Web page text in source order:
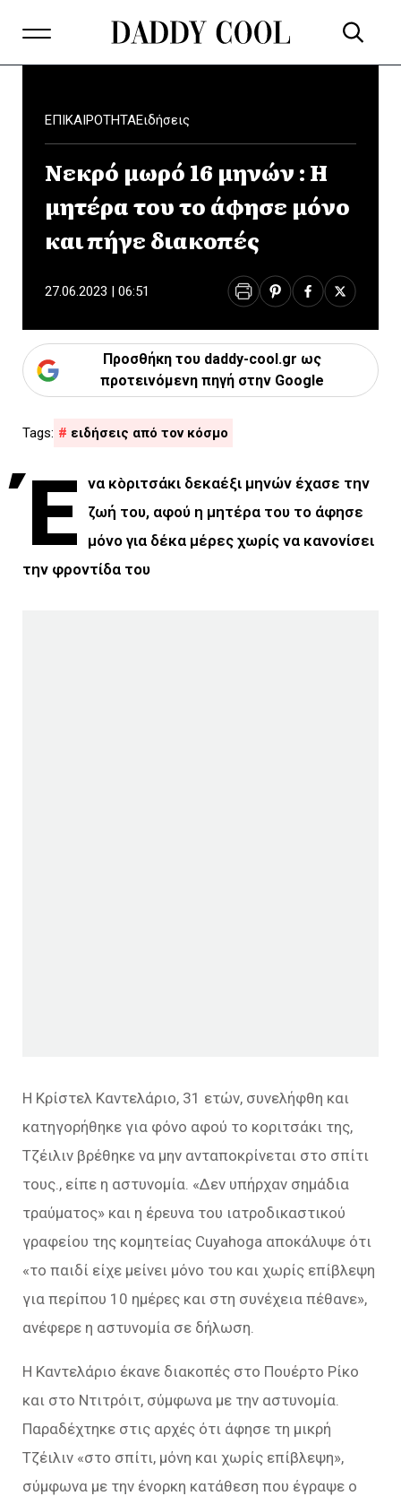
ΕΠΙΚΑΙΡΟΤΗΤΑΕιδήσεις
Νεκρό μωρό 16 μηνών : Η
μητέρα του το άφησε μόνο
και πήγε διακοπές
27.06.2023 | 06:51
Προσθήκη του daddy-cool.gr ως
προτεινόμενη πηγή στην Google
ειδήσεις από τον κόσμο
Έ
να κòριτσάκι δεκαέξι μηνών έχασε την
ζωή του, αφού η μητέρα του το άφησε
μόνο για δέκα μέρες χωρίς να κανονίσει
την φροντίδα του
Η Kρίστελ Καντελάριο, 31 ετών, συνελήφθη και
κατηγορήθηκε για φόνο αφού το κοριτσάκι της,
Τζέιλιν βρέθηκε να μην ανταποκρίνεται στο σπίτι
τους., είπε η αστυνομία. «Δεν υπήρχαν σημάδια
τραύματος» και η έρευνα του ιατροδικαστικού
γραφείου της κομητείας Cuyahoga αποκάλυψε ότι
«το παιδί είχε μείνει μόνο του και χωρίς επίβλεψη
για περίπου 10 ημέρες και στη συνέχεια πέθανε»,
ανέφερε η αστυνομία σε δήλωση.
Η Καντελάριο έκανε διακοπές στο Πουέρτο Ρίκο
και στο Ντιτρόιτ, σύμφωνα με την αστυνομία.
Παραδέχτηκε στις αρχές ότι άφησε τη μικρή
Τζέιλιν «στο σπίτι, μόνη και χωρίς επίβλεψη»,
σύμφωνα με την ένορκη κατάθεση που έγραψε ο